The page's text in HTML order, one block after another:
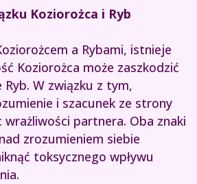
Koziorożca i Ryb
a Rybami, istnieje
Koziorożca może zaszkodzić
W związku z tym,
i szacunek ze strony
wrażliwości partnera. Oba znaki
zrozumieniem siebie
toksycznego wpływu